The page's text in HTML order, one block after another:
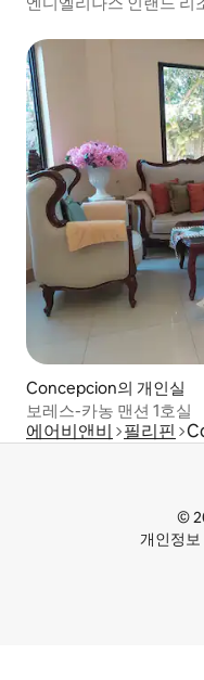
Concepcion의 개인실
보레스-카농 맨션 1호실
에어비앤비 필리핀
©
개인정보